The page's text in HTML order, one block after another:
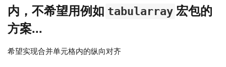
内，不希望用例如 tabularray 宏包的
方案...
希望实现合并单元格内的纵向对齐